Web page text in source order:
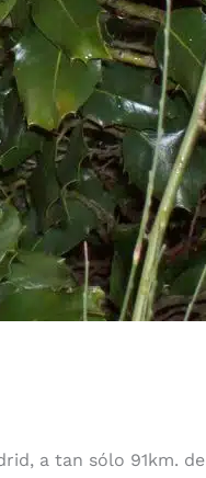
a tan sólo 91km.